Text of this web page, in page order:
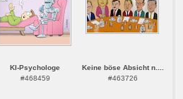
KI-Psychologe
#468459
Keine böse Absicht n....
#463726